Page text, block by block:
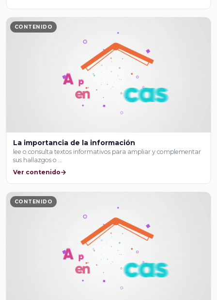
CONTENIDO
La importancia de la información
lee o consulta textos informativos para ampliar y complementar
sus hallazgos o …
Ver contenido
CONTENIDO